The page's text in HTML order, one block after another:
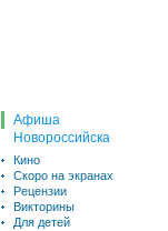
Афиша
Новороссийска
Кино
Скоро на экранах
Рецензии
Викторины
Для детей